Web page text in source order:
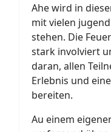
Ahe wird in
mit vielen
stehen. Die
stark involviert
daran, allen
Erlebnis und
bereiten.
Au einem